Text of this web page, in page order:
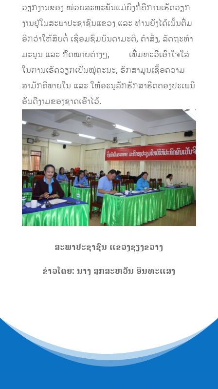
ວຽກ​ງານ​ຂອງ ໜ່ວຍສະຫະພັນແມ່ຍິງກໍ່​ຄື​ການ​ເຮັດ​ວຽກ​
ງານ​ຢູ່​ໃນ​ສະພາ​ປະຊາຊົນ​ແຂວງ ​ແລະ ທ່ານ​ຍັງ​ໄດ້​ເນັ້ນ​ຕື່ມ​
ອີກ​ວ່າ​ໃຫ້​ສືບຕໍ່​ ​ເຊື່ອມ​ຊຶມ​ບັນດາ​ມະຕິ​, ຄໍາ​ສັ່ງ, ລັດຖະທໍາ​
ມະນູນ ​ແລະ ​ກົດໝາຍ​ຕ່າງໆ, ​ ເພີ່​ມທະວີ​ເອົາ​ໃຈ​ໃສ່​
ໃນ​ການ​ເຮັດວຽກ​ເປັນ​ໝູ່​ຄະນະ, ຮັກສາ​ມູນເຊື້ອ​ຄວາມ​
ສາມັກຄີ​ພາຍ​ໃນ ​ແລະ ​ໃຫ້​ອະນຸລັກ​ຮັກສາ​ຮີດຄອງ​ປະ​ເພ​ນີ
ອັນ​ດີ​ງາມ​ຂອງ​ຊາດ​ເອົາ​ໄວ້.
ສະພາປະຊາຊົນ ແຂວງຊຽງຂວາງ
ຂ່າວໂດຍ:ນາງ ສຸກສະຫວັນ ອິນທະແສງ